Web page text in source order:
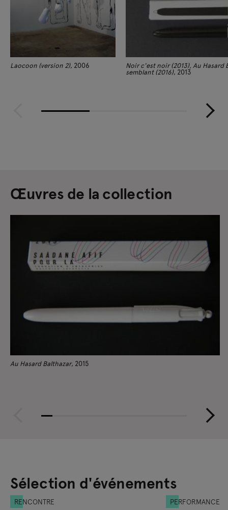
Laocoon (version 2), 2006 Noir c'est noir (2013), Au Hasard
semblant (2016), 2013
Œuvres de la collection
Au Hasard Balthazar, 2015
Sélection d'événements
RENCONTRE PERFORMANCE